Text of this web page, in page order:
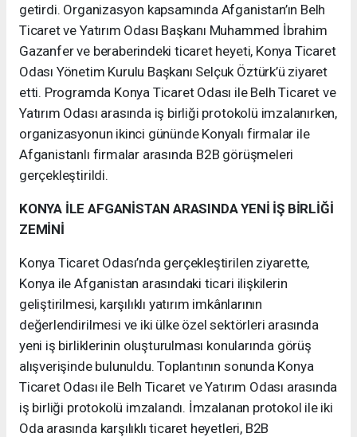
getirdi. Organizasyon kapsamında Afganistan’ın Belh
Ticaret ve Yatırım Odası Başkanı Muhammed İbrahim
Gazanfer ve beraberindeki ticaret heyeti, Konya Ticaret
Odası Yönetim Kurulu Başkanı Selçuk Öztürk’ü ziyaret
etti. Programda Konya Ticaret Odası ile Belh Ticaret ve
Yatırım Odası arasında iş birliği protokolü imzalanırken,
organizasyonun ikinci gününde Konyalı firmalar ile
Afganistanlı firmalar arasında B2B görüşmeleri
gerçekleştirildi.
KONYA İLE AFGANİSTAN ARASINDA YENİ İŞ BİRLİĞİ
ZEMİNİ
Konya Ticaret Odası’nda gerçekleştirilen ziyarette,
Konya ile Afganistan arasındaki ticari ilişkilerin
geliştirilmesi, karşılıklı yatırım imkânlarının
değerlendirilmesi ve iki ülke özel sektörleri arasında
yeni iş birliklerinin oluşturulması konularında görüş
alışverişinde bulunuldu. Toplantının sonunda Konya
Ticaret Odası ile Belh Ticaret ve Yatırım Odası arasında
iş birliği protokolü imzalandı. İmzalanan protokol ile iki
Oda arasında karşılıklı ticaret heyetleri, B2B